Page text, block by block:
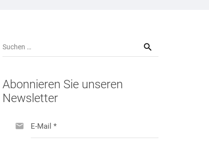
Suchen
nach:
Abonnieren Sie unseren
Newsletter